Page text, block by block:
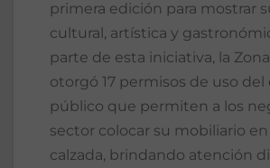
primera edición para mostrar
cultural, artística y
parte de esta iniciativa, la
otorgó 17 permisos de uso del
público que permiten a los
sector colocar su mobiliario en
calzada, brindando atención